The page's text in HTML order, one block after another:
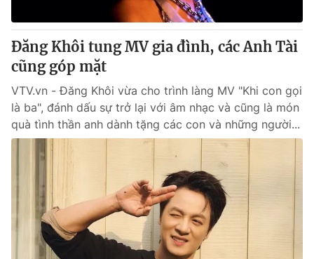
Giấy phép hoạt động báo in và báo điện tử số 483/GP-BTTTT
cấp ngày 29/12/2023
Tổng Biên tập:Vũ Thanh Thủy
Phó Tổng Biên tập:Nguyễn Thị Mỹ Hạnh, Phạm Quốc Thắng,
Nguyễn Trọng Ninh
Tổng đài VTV:024.38 355 931 - 024.38 355 932
Ðiện thoại Thời báo VTV:024.66 897 897
toasoan@vtv.vn
Liên hệ quảng cáo:
024-7300.7108
Đăng Khôi tung MV gia đình, các Anh Tài
cũng góp mặt
VTV.vn - Đăng Khôi vừa cho trình làng MV "Khi con gọi
là ba", đánh dấu sự trở lại với âm nhạc và cũng là món
quà tình thần anh dành tặng các con và những người...